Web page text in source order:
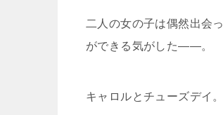
二人の女の子は偶然出会
ができる気がした――。
キャロルとチューズデイ